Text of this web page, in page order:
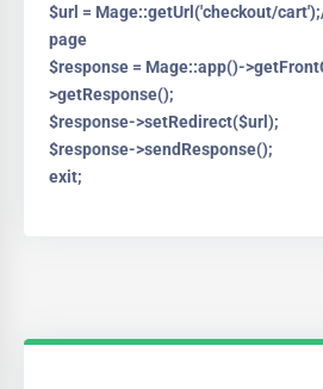
$url = Mage::getUrl('checkout/
page
$response = Mage::app()-
>getResponse();
$response->setRedirect($url);
$response->sendResponse();
exit;